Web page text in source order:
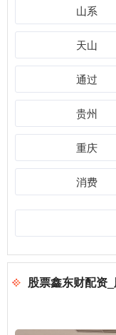
山系
天山
通过
贵州
重庆
消费
股票鑫东财配资